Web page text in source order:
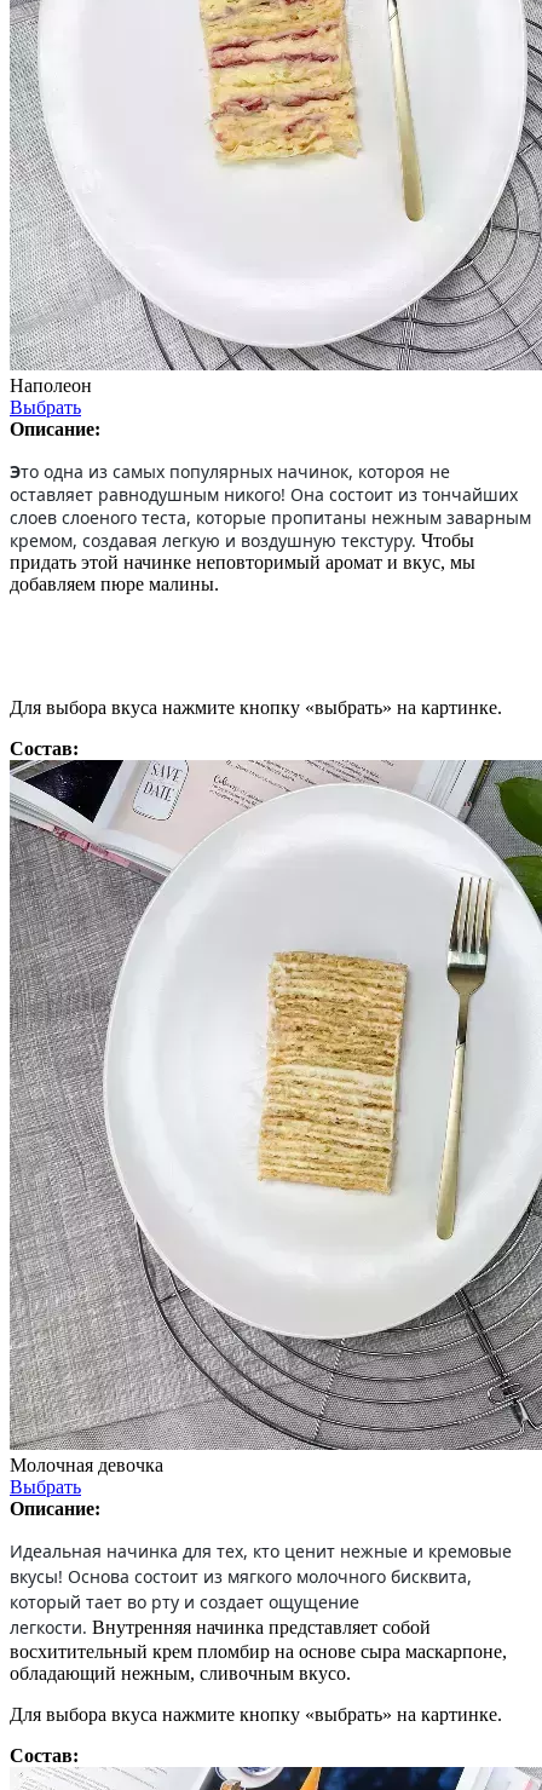
Наполеон
Выбрать
Описание:
Это одна из самых популярных начинок, котороя не
оставляет равнодушным никого! Она состоит из тончайших
слоев слоеного теста, которые пропитаны нежным заварным
кремом, создавая легкую и воздушную текстуру. Чтобы
придать этой начинке неповторимый аромат и вкус, мы
добавляем пюре малины.
Для выбора вкуса нажмите кнопку «выбрать» на картинке.
Состав:
Молочная девочка
Выбрать
Описание:
Идеальная начинка для тех, кто ценит нежные и кремовые
вкусы! Основа состоит из мягкого молочного бисквита,
который тает во рту и создает ощущение
легкости. Внутренняя начинка представляет собой
восхитительный крем пломбир на основе сыра маскарпоне,
обладающий нежным, сливочным вкусо.
Для выбора вкуса нажмите кнопку «выбрать» на картинке.
Состав: